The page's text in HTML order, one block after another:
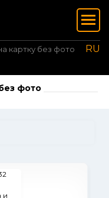
картку без фото RU
фото